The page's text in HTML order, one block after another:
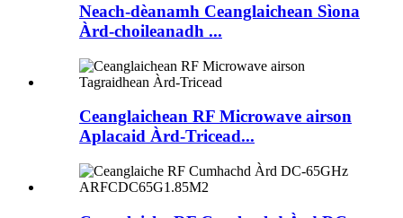
Neach-dèanamh Ceanglaichean Sìona
Àrd-choileanadh ...
Ceanglaichean RF Microwave airson
Aplacaid Àrd-Tricead...